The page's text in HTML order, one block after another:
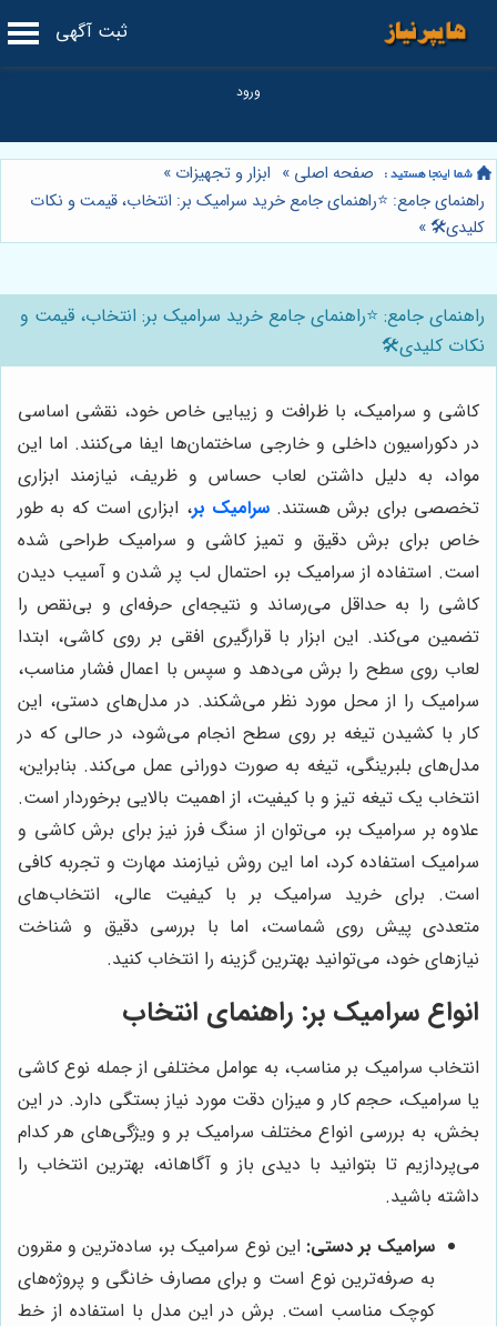
ثبت آگهی
صفحه اصلی » ابزار و تجهیزات »
راهنمای جامع: ⭐️راهنمای جامع خرید سرامیک بر: انتخاب، قیمت و نکات
کلیدی🛠️»
راهنمای جامع: ⭐️راهنمای جامع خرید سرامیک بر: انتخاب، قیمت و
نکات کلیدی🛠️
کاشی و سرامیک، با ظرافت و زیبایی خاص خود، نقشی اساسی
در دکوراسیون داخلی و خارجی ساختمان‌ها ایفا می‌کنند. اما این
مواد، به دلیل داشتن لعاب حساس و ظریف، نیازمند ابزاری
تخصصی برای برش هستند.سرامیک بر، ابزاری است که به طور
خاص برای برش دقیق و تمیز کاشی و سرامیک طراحی شده
است. استفاده از سرامیک بر، احتمال لب پر شدن و آسیب دیدن
کاشی را به حداقل می‌رساند و نتیجه‌ای حرفه‌ای و بی‌نقص را
تضمین می‌کند. این ابزار با قرارگیری افقی بر روی کاشی، ابتدا
لعاب روی سطح را برش می‌دهد و سپس با اعمال فشار مناسب،
سرامیک را از محل مورد نظر می‌شکند. در مدل‌های دستی، این
کار با کشیدن تیغه بر روی سطح انجام می‌شود، در حالی که در
مدل‌های بلبرینگی، تیغه به صورت دورانی عمل می‌کند. بنابراین،
انتخاب یک تیغه تیز و با کیفیت، از اهمیت بالایی برخوردار است.
علاوه بر سرامیک بر، می‌توان از سنگ فرز نیز برای برش کاشی و
سرامیک استفاده کرد، اما این روش نیازمند مهارت و تجربه کافی
است. برای خرید سرامیک بر با کیفیت عالی، انتخاب‌های
متعددی پیش روی شماست، اما با بررسی دقیق و شناخت
نیازهای خود، می‌توانید بهترین گزینه را انتخاب کنید.
انواع سرامیک بر: راهنمای انتخاب
انتخاب سرامیک بر مناسب، به عوامل مختلفی از جمله نوع کاشی
یا سرامیک، حجم کار و میزان دقت مورد نیاز بستگی دارد. در این
بخش، به بررسی انواع مختلف سرامیک بر و ویژگی‌های هر کدام
می‌پردازیم تا بتوانید با دیدی باز و آگاهانه، بهترین انتخاب را
داشته باشید.
سرامیک بر دستی: این نوع سرامیک بر، ساده‌ترین و مقرون
به صرفه‌ترین نوع است و برای مصارف خانگی و پروژه‌های
کوچک مناسب است. برش در این مدل با استفاده از خط